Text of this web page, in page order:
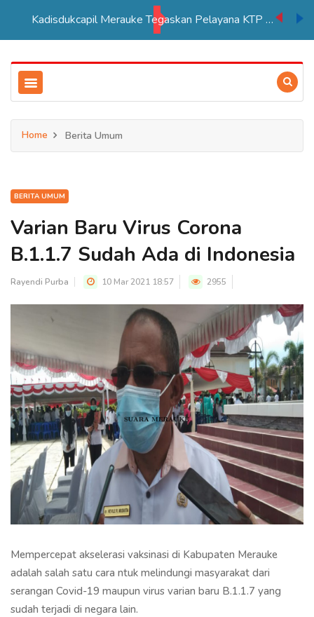
Kadisdukcapil Merauke Tegaskan Pelayana KTP Sesuai SOP
Home Berita Umum
BERITA UMUM
Varian Baru Virus Corona
B.1.1.7 Sudah Ada di Indonesia
Rayendi Purba 10 Mar 2021 18:57 2955
Mempercepat akselerasi vaksinasi di Kabupaten Merauke
adalah salah satu cara ntuk melindungi masyarakat dari
serangan Covid-19 maupun virus varian baru B.1.1.7 yang
sudah terjadi di negara lain.